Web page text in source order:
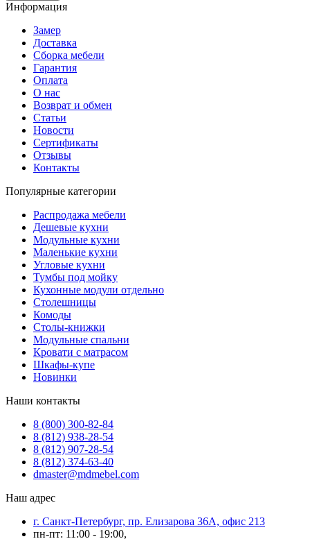
Информация
Замер
Доставка
Сборка мебели
Гарантия
Оплата
О нас
Возврат и обмен
Статьи
Новости
Сертификаты
Отзывы
Контакты
Популярные категории
Распродажа мебели
Дешевые кухни
Модульные кухни
Маленькие кухни
Угловые кухни
Тумбы под мойку
Кухонные модули отдельно
Столешницы
Комоды
Столы-книжки
Модульные спальни
Кровати с матрасом
Шкафы-купе
Новинки
Наши контакты
8 (800) 300-82-84
8 (812) 938-28-54
8 (812) 907-28-54
8 (812) 374-63-40
dmaster@mdmebel.com
Наш адрес
г. Санкт-Петербург, пр. Елизарова 36А, офис 213
пн-пт: 11:00 - 19:00,